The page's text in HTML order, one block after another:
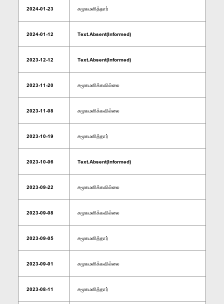
2024-01-23 சமூகமளித்தார்
2024-01-12 Text.Absent(Informed)
2023-12-12 Text.Absent(Informed)
2023-11-20 சமூகமளிக்கவில்லை
2023-11-08 சமூகமளிக்கவில்லை
2023-10-19 சமூகமளித்தார்
2023-10-06 Text.Absent(Informed)
2023-09-22 சமூகமளிக்கவில்லை
2023-09-08 சமூகமளிக்கவில்லை
2023-09-05 சமூகமளித்தார்
2023-09-01 சமூகமளிக்கவில்லை
2023-08-11 சமூகமளித்தார்